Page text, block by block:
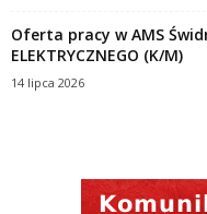
Oferta pracy w AMS
ELEKTRYCZNEGO (K/M)
14 lipca 2026